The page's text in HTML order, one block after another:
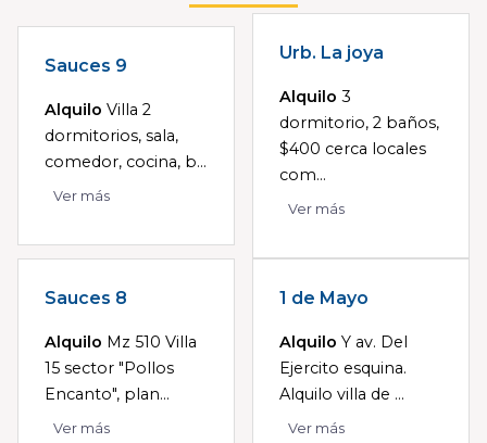
Sauces 9
Alquilo Villa 2
dormitorios, sala,
comedor, cocina, b...
Ver más
Urb. La joya
Alquilo 3
dormitorio, 2 baños,
$400 cerca locales
com...
Ver más
Sauces 8
Alquilo Mz 510 Villa
15 sector "Pollos
Encanto", plan...
Ver más
1 de Mayo
Alquilo Y av. Del
Ejercito esquina.
Alquilo villa de ...
Ver más